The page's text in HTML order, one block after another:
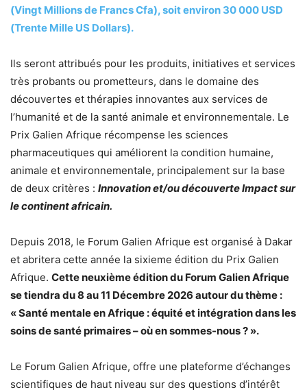
(Vingt Millions de Francs Cfa), soit environ 30 000 USD
(Trente Mille US Dollars).
Ils seront attribués pour les produits, initiatives et services
très probants ou prometteurs, dans le domaine des
découvertes et thérapies innovantes aux services de
l’humanité et de la santé animale et environnementale. Le
Prix Galien Afrique récompense les sciences
pharmaceutiques qui améliorent la condition humaine,
animale et environnementale, principalement sur la base
de deux critères : Innovation et/ou découverte Impact sur
le continent africain.
Depuis 2018, le Forum Galien Afrique est organisé à Dakar
et abritera cette année la sixieme édition du Prix Galien
Afrique. Cette neuxième édition du Forum Galien Afrique
se tiendra du 8 au 11 Décembre 2026 autour du thème :
« Santé mentale en Afrique : équité et intégration dans les
soins de santé primaires – où en sommes-nous ? ».
Le Forum Galien Afrique, offre une plateforme d’échanges
scientifiques de haut niveau sur des questions d’intérêt